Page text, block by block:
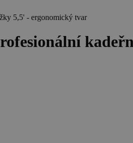
5,5' - ergonomický tvar